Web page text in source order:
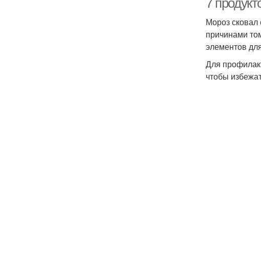
7
Мороз сковал
причинами
элементов
Для
чтобы